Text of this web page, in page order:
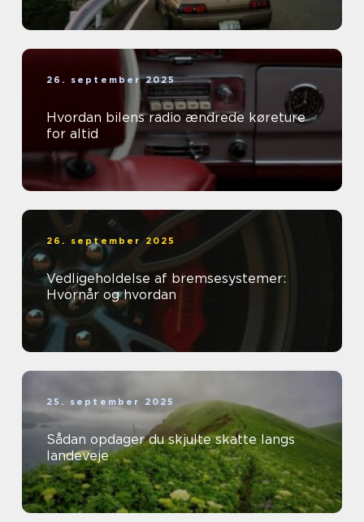
26. september 2025
Hvordan bilens radio ændrede køreture
for altid
26. september 2025
Vedligeholdelse af bremsesystemer:
Hvornår og hvordan
25. september 2025
Sådan opdager du skjulte skatte langs
landeveje